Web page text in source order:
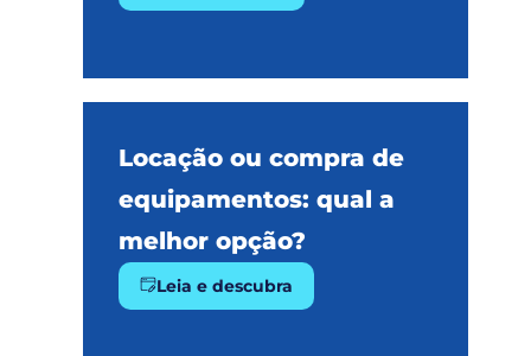
Locação ou compra de
equipamentos: qual a
melhor opção?
Leia e descubra